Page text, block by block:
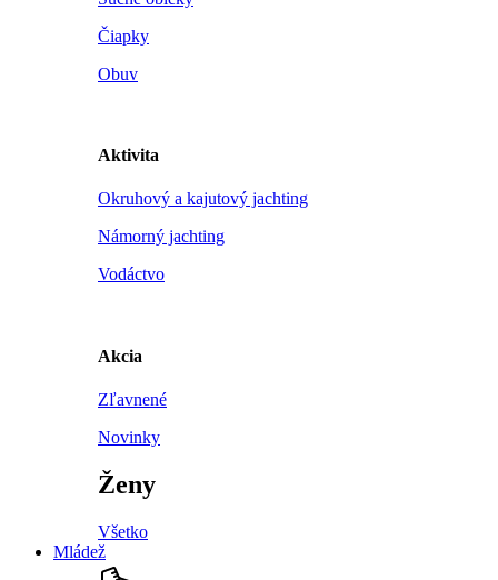
Čiapky
Obuv
Aktivita
Okruhový a kajutový jachting
Námorný jachting
Vodáctvo
Akcia
Zľavnené
Novinky
Ženy
Všetko
Mládež